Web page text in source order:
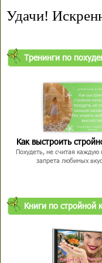
Удачи!
Тренинги по
Как выстроить
Похудеть, не считая каждую
запрета любимых
Книги по стройной